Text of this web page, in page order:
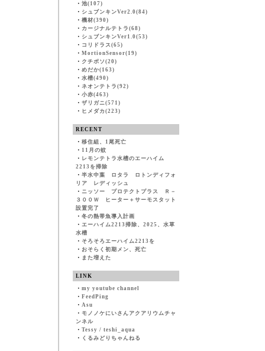
・ 池(107)
・ シュブンキンVer2.0(84)
・ 機材(390)
・ カージナルテトラ(68)
・ シュブンキンVer1.0(53)
・ コリドラス(65)
・ MortionSensor(19)
・ クチボソ(20)
・ めだか(163)
・ 水槽(490)
・ ネオンテトラ(92)
・ 小赤(463)
・ ザリガニ(571)
・ ヒメダカ(223)
RECENT
・ 移住組、1尾死亡
・ 11月の蚊
・ レモンテトラ水槽のエーハイム
2213を掃除
・ 半水中葉 ロタラ ロトンディフォ
リア レディッシュ
・ ニッソー プロテクトプラス Ｒ－
３００Ｗ ヒーター＋サーモスタット
設置完了
・ 冬の熱帯魚導入計画
・ エーハイム2213掃除、2025、水草
水槽
・ そろそろエーハイム2213を
・ おそらく初期メン、死亡
・ また増えた
LINK
・ my youtube channel
・ FeedPing
・ Asu
・ モノノケにいさんアクアリウムチャ
ンネル
・ Tessy / teshi_aqua
・ くるみどりちゃんねる